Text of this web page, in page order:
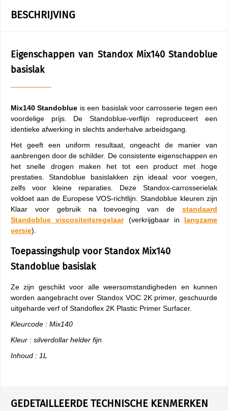
BESCHRIJVING
Eigenschappen van Standox Mix140 Standoblue
basislak
Mix140 Standoblue is een basislak voor carrosserie tegen een
voordelige prijs. De Standoblue-verflijn reproduceert een
identieke afwerking in slechts anderhalve arbeidsgang.
Het geeft een uniform resultaat, ongeacht de manier van
aanbrengen door de schilder. De consistente eigenschappen en
het snelle drogen maken het tot een product met hoge
prestaties. Standoblue basislakken zijn ideaal voor voegen,
zelfs voor kleine reparaties. Deze Standox-carrosserielak
voldoet aan de Europese VOS-richtlijn. Standoblue kleuren zijn
Klaar voor gebruik na toevoeging van de standaard
Standoblue viscositeitsregelaar(verkrijgbaar in langzame
versie).
Toepassingshulp voor Standox Mix140
Standoblue basislak
Ze zijn geschikt voor alle weersomstandigheden en kunnen
worden aangebracht over Standox VOC 2K primer, geschuurde
uitgeharde verf of Standoflex 2K Plastic Primer Surfacer.
Kleurcode : Mix140
Kleur : silverdollar helder fijn
Inhoud : 1L
GEDETAILLEERDE TECHNISCHE KENMERKEN